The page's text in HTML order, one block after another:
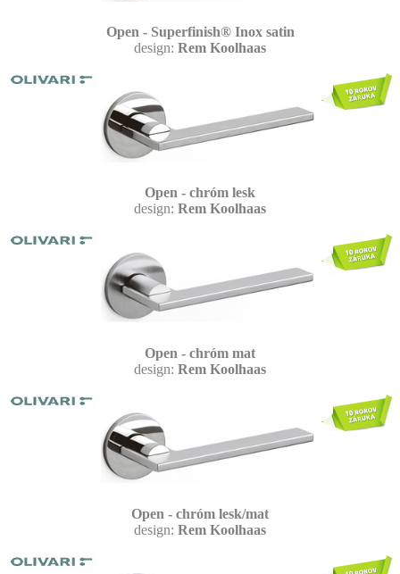
Open - Superfinish® Inox satin
design: Rem Koolhaas
Open - chróm lesk
design: Rem Koolhaas
Open - chróm mat
design: Rem Koolhaas
Open - chróm lesk/mat
design: Rem Koolhaas